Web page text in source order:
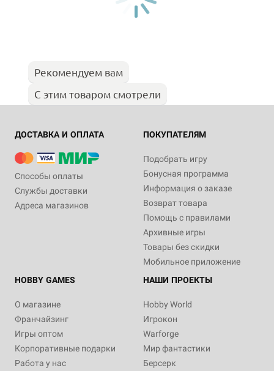
Рекомендуем вам
С этим товаром смотрели
ДОСТАВКА И ОПЛАТА
Способы оплаты
Службы доставки
Адреса магазинов
ПОКУПАТЕЛЯМ
Подобрать игру
Бонусная программа
Информация о заказе
Возврат товара
Помощь с правилами
Архивные игры
Товары без скидки
Мобильное приложение
HOBBY GAMES
О магазине
Франчайзинг
Игры оптом
Корпоративные подарки
Работа у нас
НАШИ ПРОЕКТЫ
Hobby World
Игрокон
Warforge
Мир фантастики
Берсерк